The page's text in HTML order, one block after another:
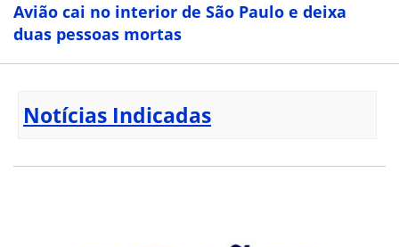
Avião cai no interior de São Paulo e deixa
duas pessoas mortas
Notícias Indicadas